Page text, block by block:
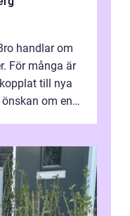
handlar om
För många är
till nya
om en